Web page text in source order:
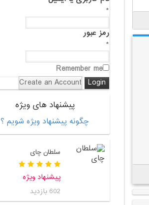
*
رمز عبور
*
Remember me
Create an Account
پیشنهاد های ویژه
چگونه پیشنهاد ویژه شویم ؟
سلطان چای
پیشنهاد ویژه
602 بازدید